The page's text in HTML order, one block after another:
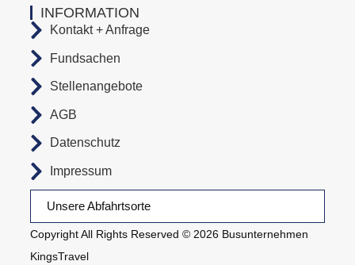
Copyright All Rights Reserved © 2026 Busunternehmen
KingsTravel
Unsere Abfahrtsorte
INFORMATION
Kontakt + Anfrage
Fundsachen
Stellenangebote
AGB
Datenschutz
Impressum